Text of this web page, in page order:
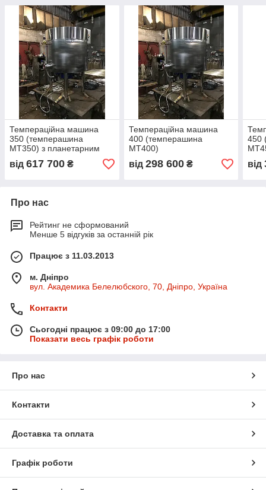
Темпераційна машина
350 (темперашина
МТ350) з планетарним
редуктором і нижнім
розташуванням привода
від 617 700 ₴
Темпераційна машина
400 (темперашина
МТ400)
від 298 600₴
450
від
Про нас
Рейтинг не сформований
Менше 5 відгуків за останній рік
Працює з 11.03.2013
м. Дніпро
вул. Академика Белелюбского, 70, Дніпро, Україна
Контакти
Сьогодні працює з 09:00 до 17:00
Показати весь графік роботи
Про нас
Контакти
Доставка та оплата
Графік роботи